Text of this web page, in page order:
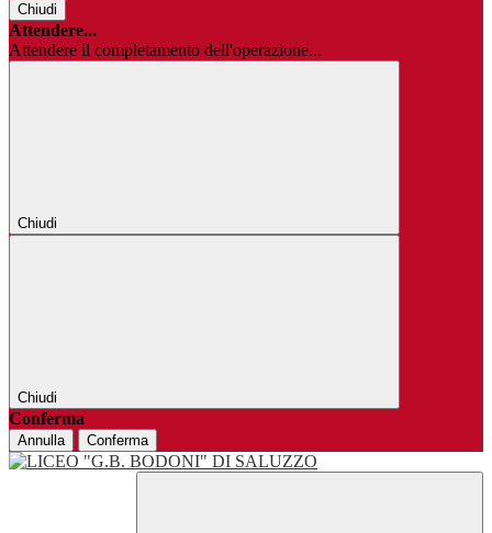
Chiudi
Attendere...
Attendere il completamento dell'operazione...
Chiudi
Chiudi
Conferma
Annulla Conferma